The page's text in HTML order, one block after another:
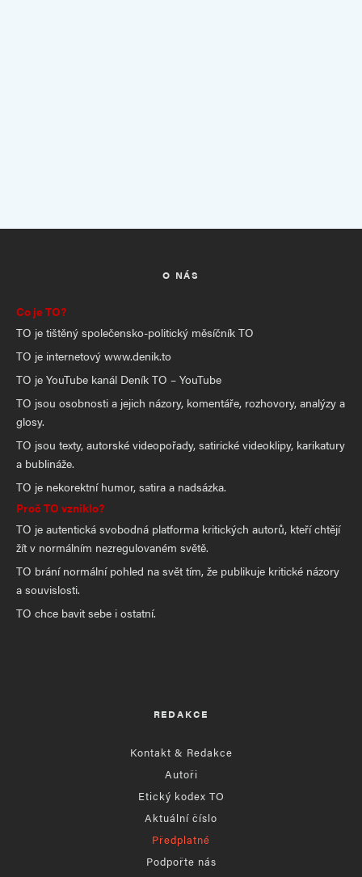
O NÁS
Co je TO?
TO je tištěný společensko-politický měsíčník TO
TO je internetový www.denik.to
TO je YouTube kanál Deník TO – YouTube
TO jsou osobnosti a jejich názory, komentáře, rozhovory, analýzy a
glosy.
TO jsou texty, autorské videopořady, satirické videoklipy, karikatury
a bublináže.
TO je nekorektní humor, satira a nadsázka.
Proč TO vzniklo?
TO je autentická svobodná platforma kritických autorů, kteří chtějí
žít v normálním nezregulovaném světě.
TO brání normální pohled na svět tím, že publikuje kritické názory
a souvislosti.
TO chce bavit sebe i ostatní.
REDAKCE
Kontakt & Redakce
Autoři
Etický kodex TO
Aktuální číslo
Předplatné
Podpořte nás